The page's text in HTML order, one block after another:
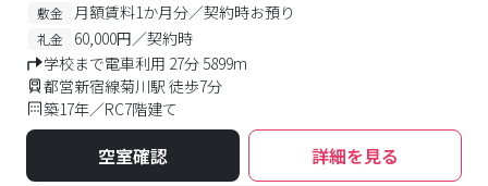
敷金 月額賃料1か月分／契約時お預り
礼金
60,000円／契約時
学校まで電車利用 27分 5899m
都営新宿線菊川駅 徒歩7分
築17年／RC7階建て
空室確認 詳細を見る